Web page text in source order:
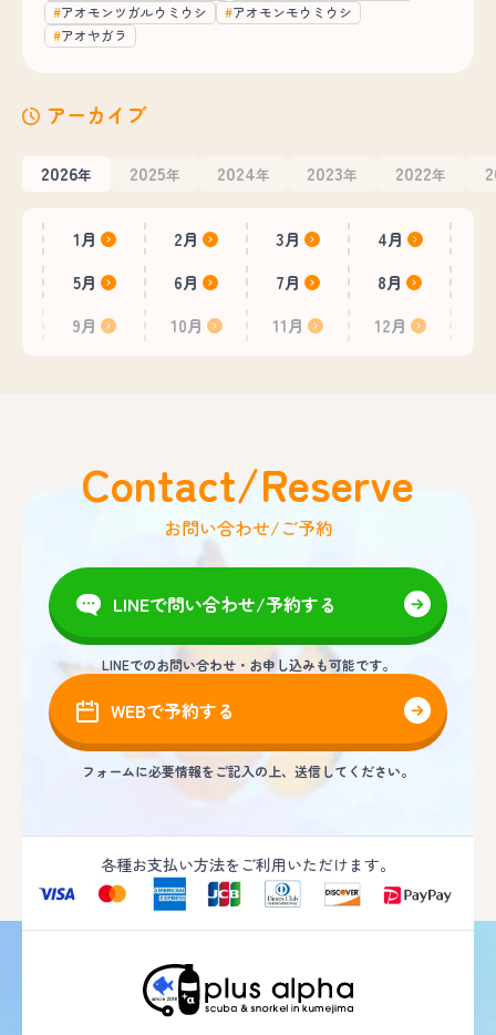
アオモンツガルウミウシ
アオモンモウミウシ
アオヤガラ
アーカイブ
2026年 2025年 2024年 2023年 2022年
1月 2月 3月
4月
5月
6月 7月
8月
9月
10月 11月 12月
Contact/Reserve
お問い合わせ/ご予約
LINEで問い合わせ/予約する
LINEでのお問い合わせ・お申し込みも可能です。
WEBで予約する
フォームに必要情報をご記入の上、送信してください。
各種お支払い方法をご利用いただけます。